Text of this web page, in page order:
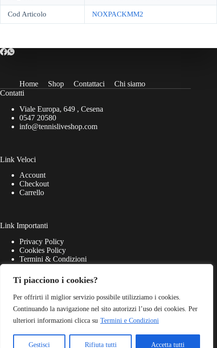
Ti piacciono i cookies?
Per offrirti il miglior servizio possibile utilizziamo i cookies.
Continuando la navigazione nel sito autorizzi l’uso dei cookies. Per
ulteriori informazioni clicca su Termini e Condizioni
Gestisci Rifiuta tutti Accetta tutti
Cod Articolo NOXPACKMM2
Home Shop Contattaci
Chi siamo
Contatti
Viale Europa, 649 , Cesena
0547 20580
info@tennisliveshop.com
Link Veloci
Account
Checkout
Carrello
Link Importanti
Privacy Policy
Cookies Policy
Termini & Condizioni